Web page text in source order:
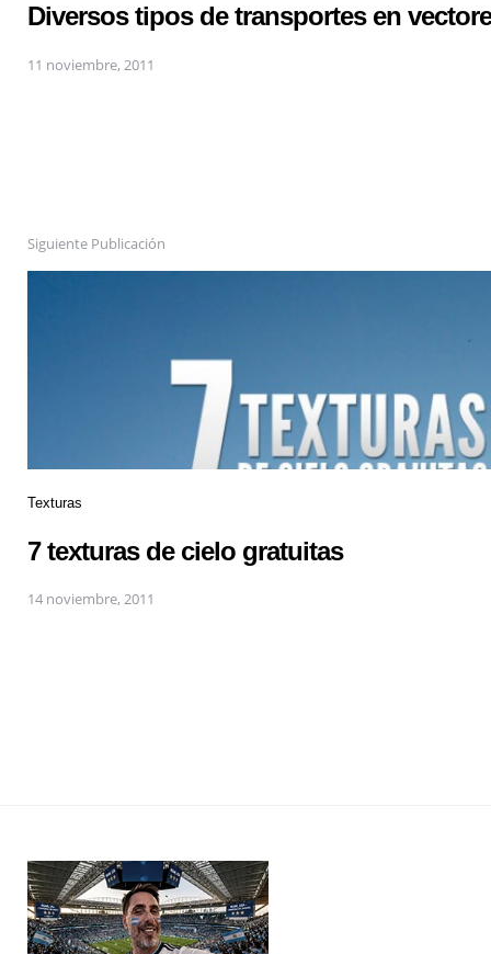
Diversos tipos de transportes en
11 noviembre, 2011
Siguiente Publicación
Texturas
7 texturas de cielo gratuitas
14 noviembre, 2011